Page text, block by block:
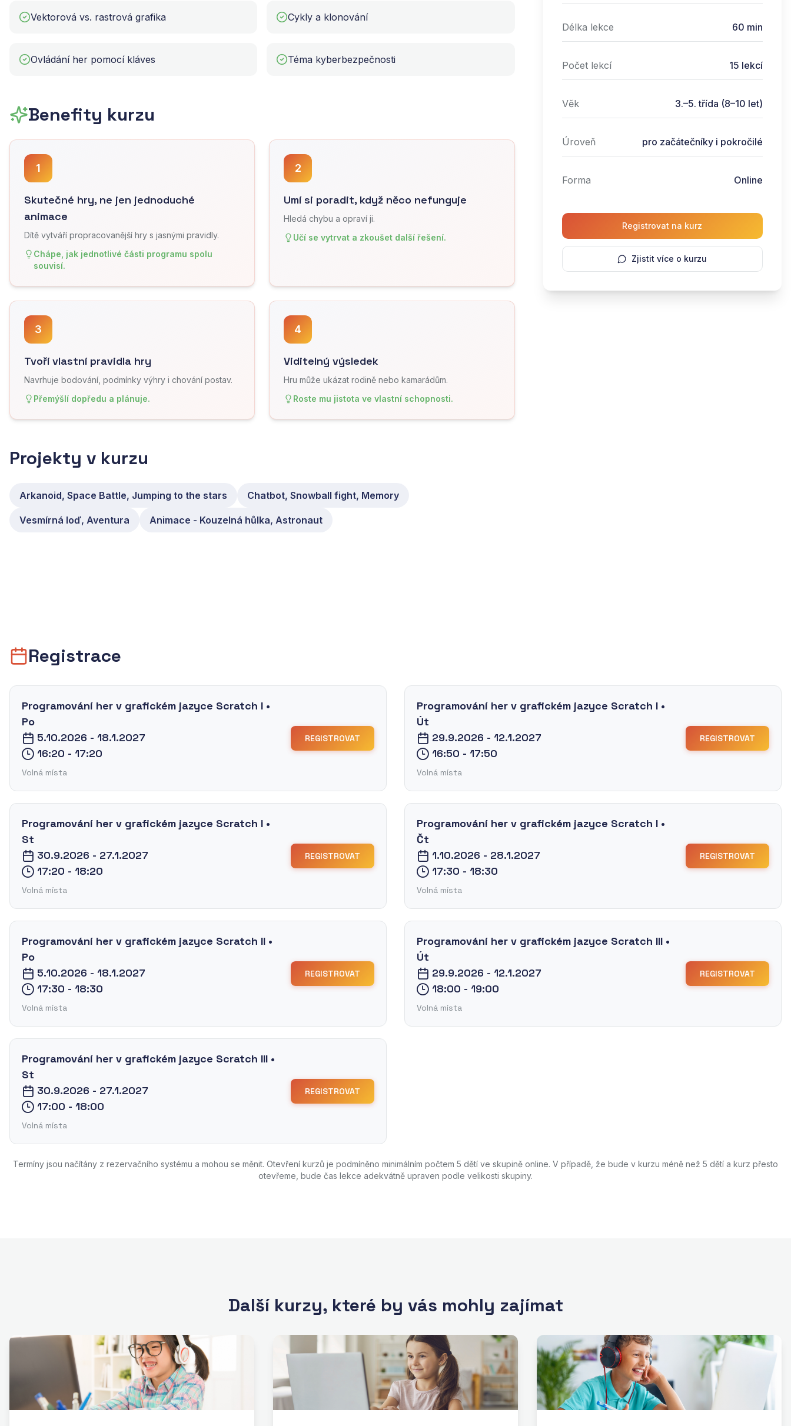
Vektorová vs. rastrová grafika Cykly a klonování
Ovládání her pomocí kláves Téma kyberbezpečnosti
Benefity kurzu
1
Skutečné hry, ne jen jednoduché
animace
Dítě vytváří propracovanější hry s jasnými pravidly.
Chápe, jak jednotlivé části programu spolu
souvisí.
2
Umí si poradit, když něco nefunguje
Hledá chybu a opraví ji.
Učí se vytrvat a zkoušet další řešení.
3
Tvoří vlastní pravidla hry
Navrhuje bodování, podmínky výhry i chování postav.
Přemýšlí dopředu a plánuje.
4
Viditelný výsledek
Hru může ukázat rodině nebo kamarádům.
Roste mu jistota ve vlastní schopnosti.
Projekty v kurzu
Arkanoid, Space Battle, Jumping to the stars Chatbot, Snowball fight, Memory
Vesmírná loď, Aventura Animace - Kouzelná hůlka, Astronaut
Délka lekce 60 min
Počet lekcí 15 lekcí
Věk 3.–5. třída (8–10 let)
Úroveň pro začátečníky i pokročilé
Forma Online
Registrovat na kurz
Zjistit více o kurzu
Registrace
Termíny jsou načítány z rezervačního systému a mohou se měnit. Otevření kurzů je podmíněno minimálním počtem 5 dětí ve skupině online. V případě, že bude v kurzu méně než 5 dětí a kurz přesto
otevřeme, bude čas lekce adekvátně upraven podle velikosti skupiny.
Další kurzy, které by vás mohly zajímat